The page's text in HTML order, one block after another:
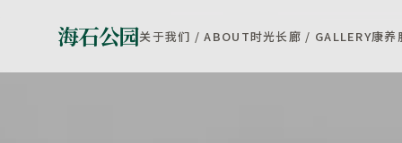
海石公园关于我们 / ABOUT时光长廊 / GALLERY康养